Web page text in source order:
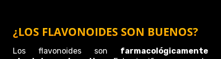
¿LOS FLAVONOIDES SON BUENOS?
Los flavonoides son farmacológicamente